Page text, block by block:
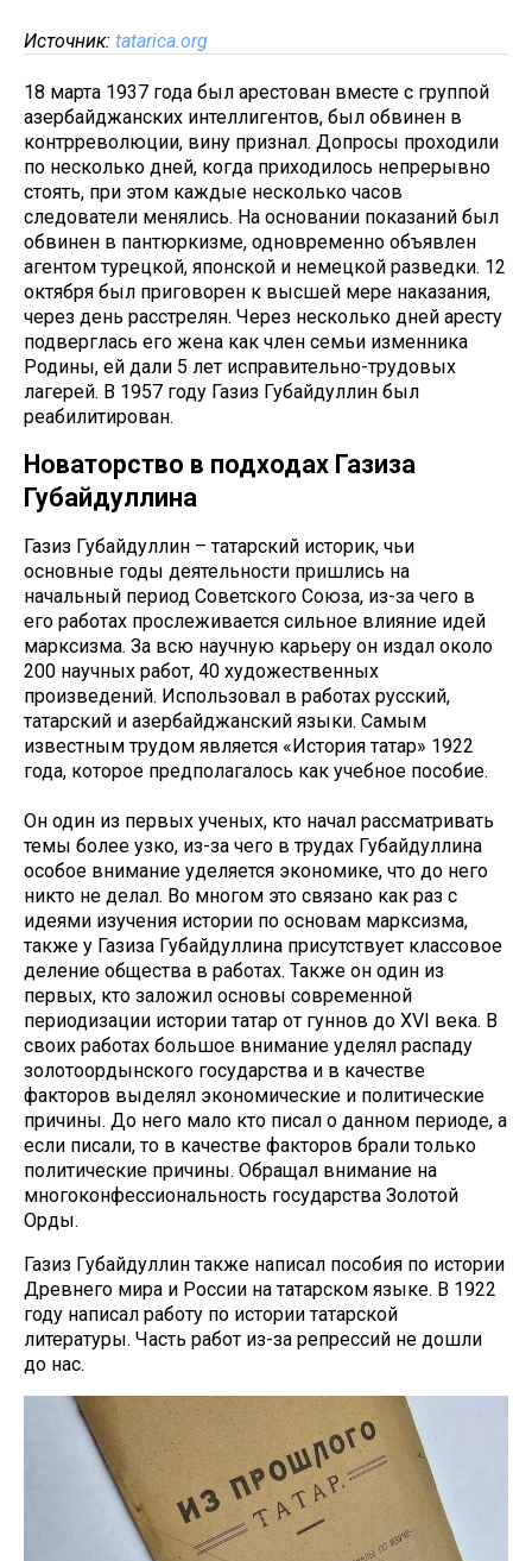
Источник: tatarica.org
18 марта 1937 года был арестован вместе с группой
азербайджанских интеллигентов, был обвинен в
контрреволюции, вину признал. Допросы проходили
по несколько дней, когда приходилось непрерывно
стоять, при этом каждые несколько часов
следователи менялись. На основании показаний был
обвинен в пантюркизме, одновременно объявлен
агентом турецкой, японской и немецкой разведки. 12
октября был приговорен к высшей мере наказания,
через день расстрелян. Через несколько дней аресту
подверглась его жена как член семьи изменника
Родины, ей дали 5 лет исправительно-трудовых
лагерей. В 1957 году Газиз Губайдуллин был
реабилитирован.
Новаторство в подходах Газиза
Губайдуллина
Газиз Губайдуллин – татарский историк, чьи
основные годы деятельности пришлись на
начальный период Советского Союза, из-за чего в
его работах прослеживается сильное влияние идей
марксизма. За всю научную карьеру он издал около
200 научных работ, 40 художественных
произведений. Использовал в работах русский,
татарский и азербайджанский языки. Самым
известным трудом является «История татар» 1922
года, которое предполагалось как учебное пособие.
Он один из первых ученых, кто начал рассматривать
темы более узко, из-за чего в трудах Губайдуллина
особое внимание уделяется экономике, что до него
никто не делал. Во многом это связано как раз с
идеями изучения истории по основам марксизма,
также у Газиза Губайдуллина присутствует классовое
деление общества в работах. Также он один из
первых, кто заложил основы современной
периодизации истории татар от гуннов до XVI века. В
своих работах большое внимание уделял распаду
золотоордынского государства и в качестве
факторов выделял экономические и политические
причины. До него мало кто писал о данном периоде, а
если писали, то в качестве факторов брали только
политические причины. Обращал внимание на
многоконфессиональность государства Золотой
Орды.
Газиз Губайдуллин также написал пособия по истории
Древнего мира и России на татарском языке. В 1922
году написал работу по истории татарской
литературы. Часть работ из-за репрессий не дошли
до нас.